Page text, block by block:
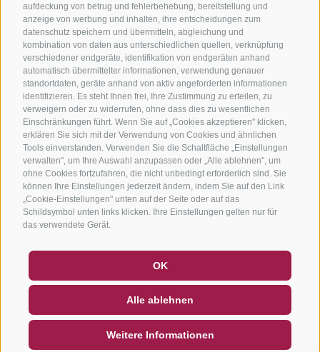
aufdeckung von betrug und fehlerbehebung, bereitstellung und
anzeige von werbung und inhalten, ihre entscheidungen zum
datenschutz speichern und übermitteln, abgleichung und
kombination von daten aus unterschiedlichen quellen, verknüpfung
verschiedener endgeräte, identifikation von endgeräten anhand
automatisch übermittelter informationen, verwendung genauer
standortdaten, geräte anhand von aktiv angeforderten informationen
identifizieren. Es steht Ihnen frei, Ihre Zustimmung zu erteilen, zu
verweigern oder zu widerrufen, ohne dass dies zu wesentlichen
Einschränkungen führt. Wenn Sie auf „Cookies akzeptieren" klicken,
erklären Sie sich mit der Verwendung von Cookies und ähnlichen
Tools einverstanden. Verwenden Sie die Schaltfläche „Einstellungen
verwalten", um Ihre Auswahl anzupassen oder „Alle ablehnen", um
ohne Cookies fortzufahren, die nicht unbedingt erforderlich sind. Sie
können Ihre Einstellungen jederzeit ändern, indem Sie auf den Link
„Cookie-Einstellungen" unten auf der Seite oder auf das
Schildsymbol unten links klicken. Ihre Einstellungen gelten nur für
das verwendete Gerät.
OK
Alle ablehnen
Weitere Informationen
NEWSLETTER
SOCIAL WALL WETTER